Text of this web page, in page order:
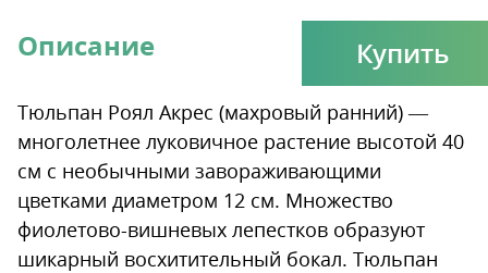
Купить
Описание
Тюльпан Роял Акрес (махровый ранний) —
многолетнее луковичное растение высотой 40
см с необычными завораживающими
цветками диаметром 12 см. Множество
фиолетово-вишневых лепестков образуют
шикарный восхитительный бокал. Тюльпан